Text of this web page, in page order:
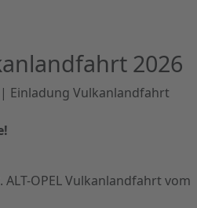
2026
| Einladung Vulkanlandfahrt
OPEL Vulkanlandfahrt vom